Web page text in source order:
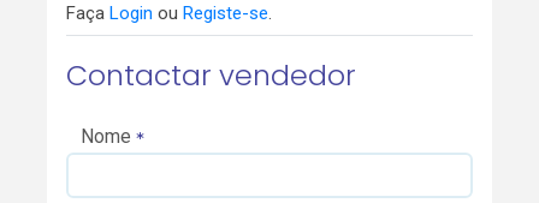
Faça Login ou Registe-se.
Contactar vendedor
Nome